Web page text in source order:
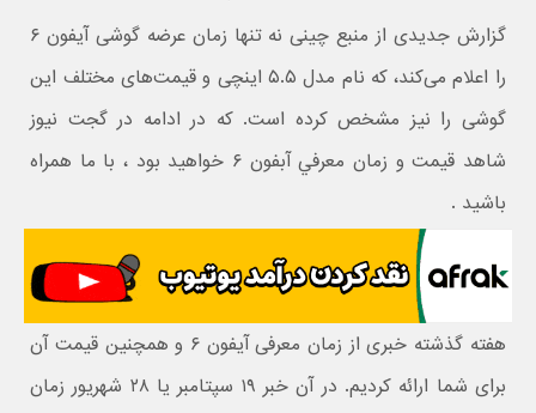
گزارش جدیدی از منبع چینی نه تنها زمان عرضه گوشی آیفون ۶
را اعلام می‌کند، که نام مدل ۵.۵ اینچی و قیمت‌های مختلف این
گوشی را نیز مشخص کرده است. که در ادامه در گجت نيوز
شاهد قيمت و زمان معرفي آبفون ۶ خواهيد بود ، با ما همراه
باشيد .
هفته گذشته خبری از زمان معرفی آیفون ۶ و همچنین قیمت آن
برای شما ارائه کردیم. در آن خبر ۱۹ سپتامبر یا ۲۸ شهریور زمان